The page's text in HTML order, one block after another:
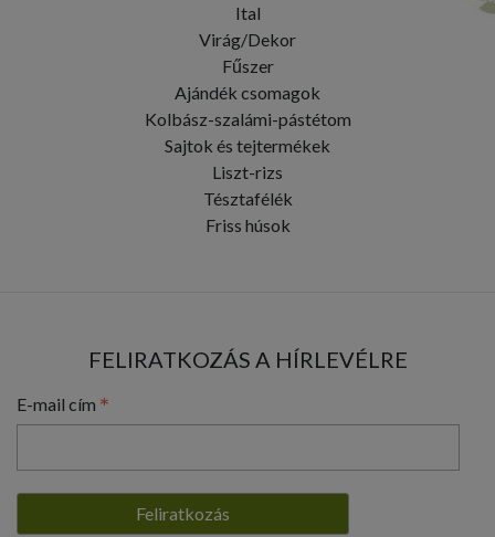
Ital
Virág/Dekor
Fűszer
Ajándék csomagok
Kolbász-szalámi-pástétom
Sajtok és tejtermékek
Liszt-rizs
Tésztafélék
Friss húsok
FELIRATKOZÁS A HÍRLEVÉLRE
E-mail cím *